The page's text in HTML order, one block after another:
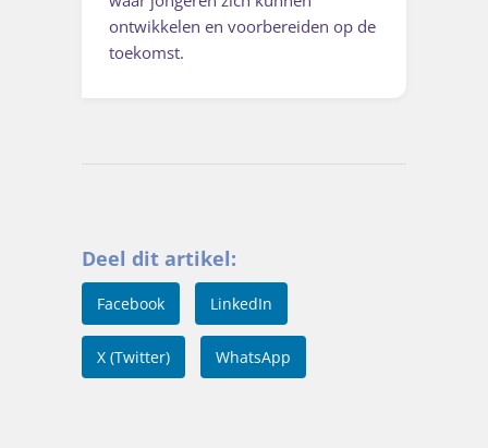
ontwikkelen en voorbereiden op de
toekomst.
Deel dit artikel:
Facebook LinkedIn
X (Twitter) WhatsApp